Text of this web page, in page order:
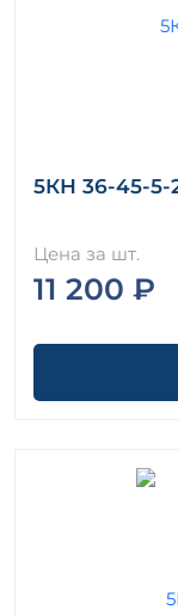
5КН 36-45-5-
Цена за шт.
11 200 ₽